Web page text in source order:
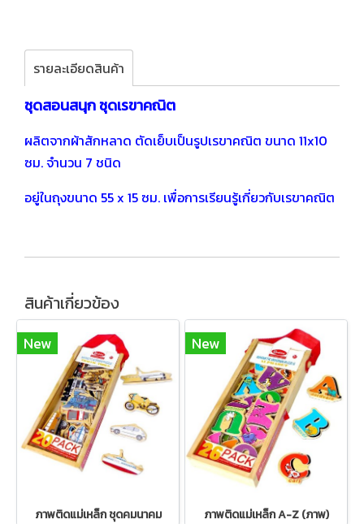
รายละเอียดสินค้า
ชุดสอนสนุก ชุดเรขาคณิต
ผลิตจากผ้าสักหลาด ตัดเย็บเป็นรูปเรขาคณิต ขนาด 11x10
ซม. จำนวน 7 ชนิด
อยู่ในถุงขนาด 55 x 15 ซม. เพื่อการเรียนรู้เกี่ยวกับเรขาคณิต
สินค้าเกี่ยวข้อง
New
ภาพติดแม่เหล็ก ชุดคมนาคม
New
ภาพติดแม่เหล็ก A-Z (ภาพ)